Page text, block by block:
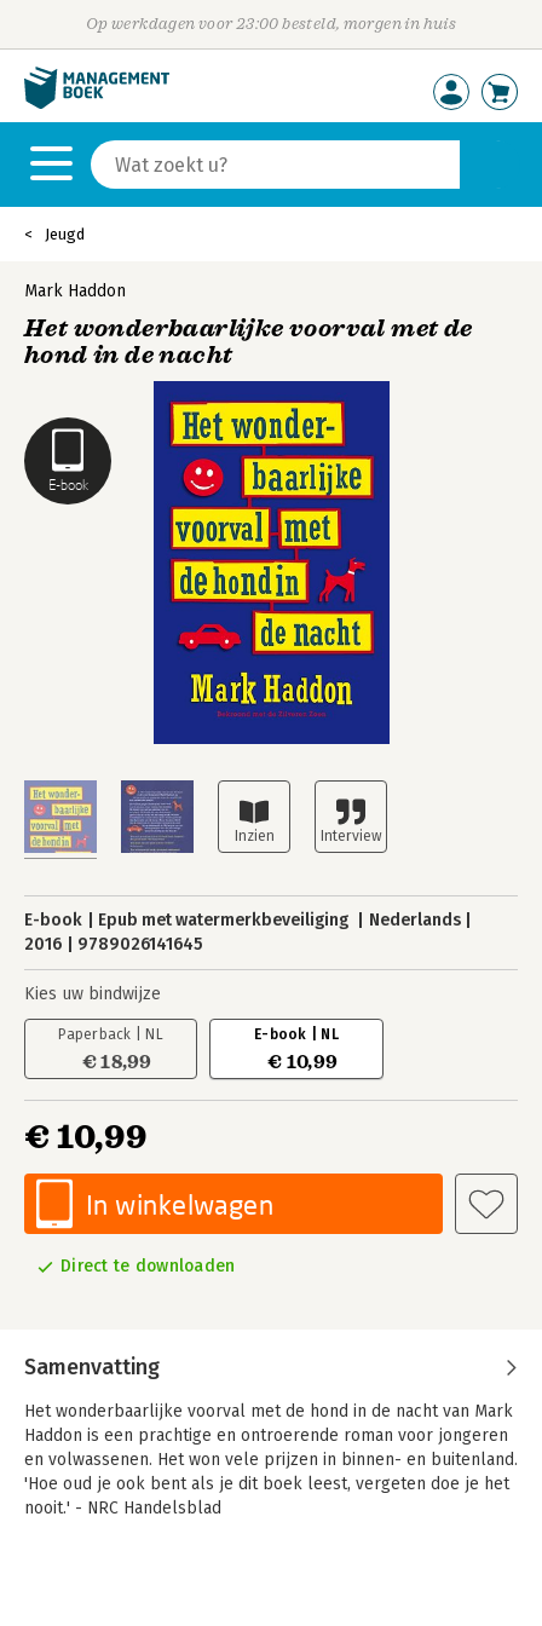
Op werkdagen voor 23:00 besteld, morgen in huis
Jeugd
E-book
Mark Haddon
Het wonderbaarlijke voorval met de
hond in de nacht
E-book Epub met watermerkbeveiliging
Nederlands
2016
9789026141645
Kies uw bindwijze
Paperback | NL
€ 18,99
E-book | NL
€ 10,99
€ 10,99
In winkelwagen
Direct te downloaden
Samenvatting
Het wonderbaarlijke voorval met de hond in de nacht van Mark
Haddon is een prachtige en ontroerende roman voor jongeren
en volwassenen. Het won vele prijzen in binnen- en buitenland.
'Hoe oud je ook bent als je dit boek leest, vergeten doe je het
nooit.' - NRC Handelsblad